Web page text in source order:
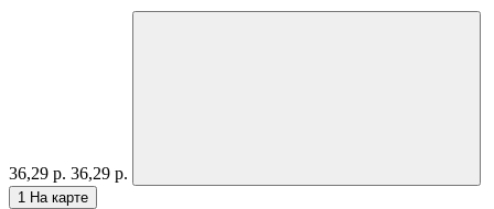
36,29 р. 36,29 р.
1 На карте